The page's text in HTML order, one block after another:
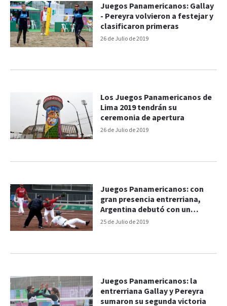
26 de Julio de 2019
Juegos Panamericanos: Gallay
- Pereyra volvieron a festejar y
clasificaron primeras
26 de Julio de 2019
Los Juegos Panamericanos de
Lima 2019 tendrán su
ceremonia de apertura
25 de Julio de 2019
Juegos Panamericanos: con
gran presencia entrerriana,
Argentina debutó con un
triunfo en Softbol
Juegos Panamericanos: la
entrerriana Gallay y Pereyra
sumaron su segunda victoria